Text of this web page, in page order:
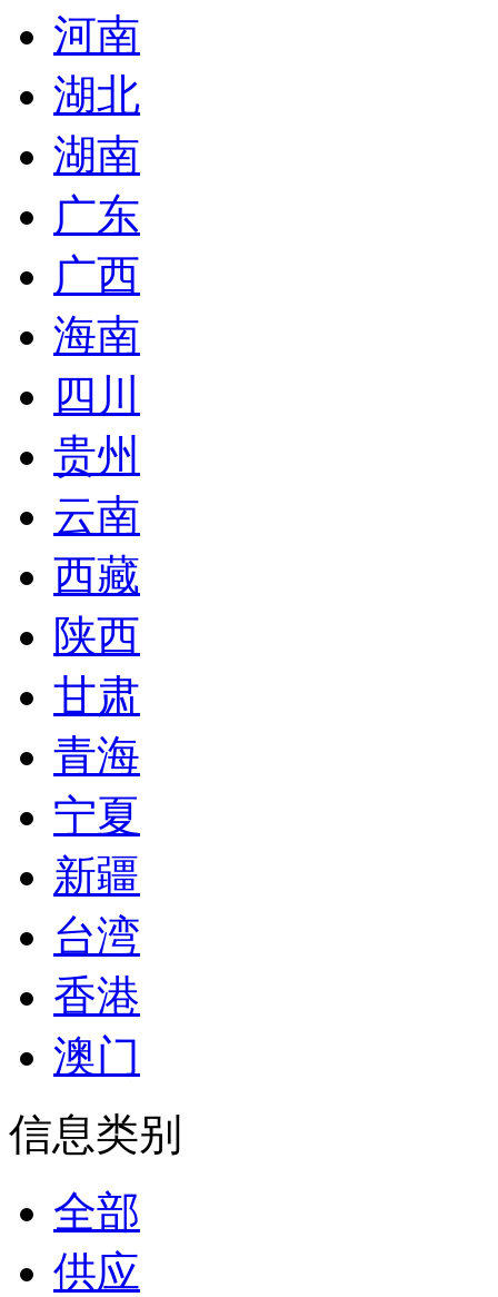
河南
湖北
湖南
广东
广西
海南
四川
贵州
云南
西藏
陕西
甘肃
青海
宁夏
新疆
台湾
香港
澳门
信息类别
全部
供应